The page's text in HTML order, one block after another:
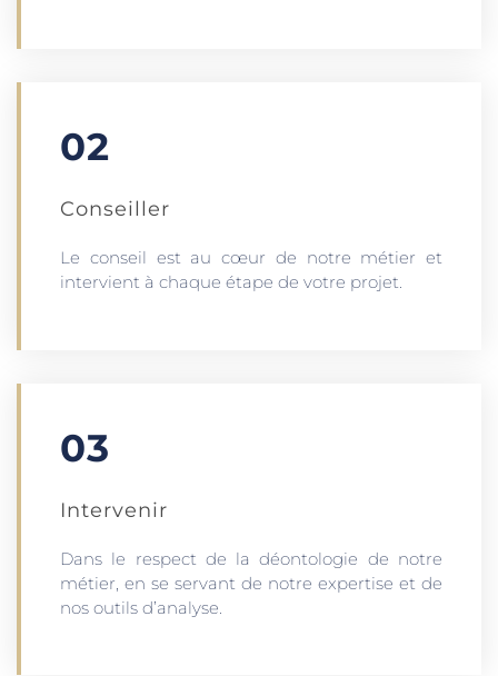
02
Conseiller
Le conseil est au cœur de notre métier et
intervient à chaque étape de votre projet.
03
Intervenir
Dans le respect de la déontologie de notre
métier, en se servant de notre expertise et de
nos outils d’analyse.